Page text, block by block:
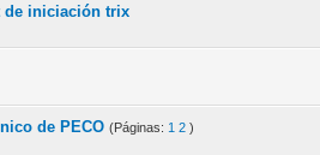
de iniciación trix
de PECO (Páginas: 1 2 )